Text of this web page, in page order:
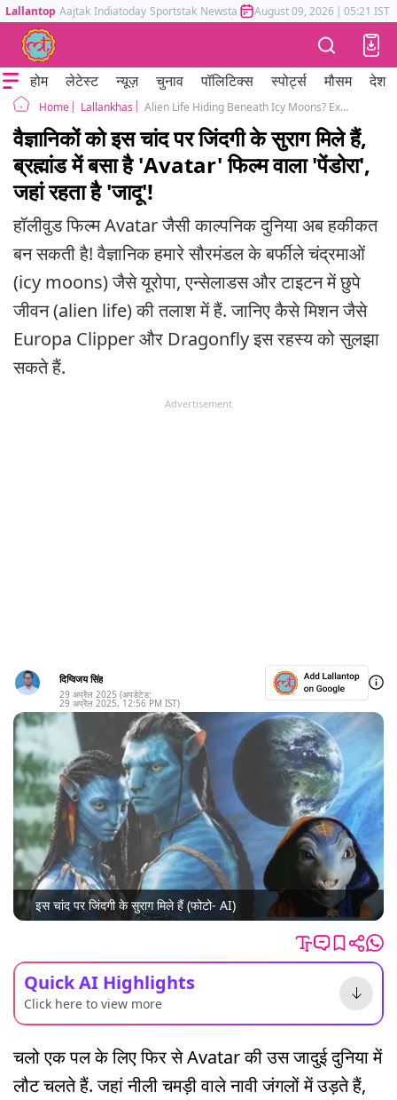
Lallantop Aajtak Indiatoday Sportstak Newstak Mumbai Tak Astrotak
August 09, 2026 | 05:21 IST
होम लेटेस्ट न्यूज़ चुनाव पॉलिटिक्स स्पोर्ट्स मौसम देश
Home Lallankhas Alien Life Hiding Beneath Icy Moons? Exploring NASA's Europa, Enceladus & Titan Missions
वैज्ञानिकों को इस चांद पर जिंदगी के सुराग मिले हैं,
ब्रह्मांड में बसा है 'Avatar' फिल्म वाला 'पेंडोरा',
जहां रहता है 'जादू'!
हॉलीवुड फिल्म Avatar जैसी काल्पनिक दुनिया अब हकीकत
बन सकती है! वैज्ञानिक हमारे सौरमंडल के बर्फीले चंद्रमाओं
(icy moons) जैसे यूरोपा, एन्सेलाडस और टाइटन में छुपे
जीवन (alien life) की तलाश में हैं. जानिए कैसे मिशन जैसे
Europa Clipper और Dragonfly इस रहस्य को सुलझा
सकते हैं.
Advertisement
दिग्विजय सिंह
29 अप्रैल 2025 (अपडेटेड:
29 अप्रैल 2025, 12:56 PM IST)
इस चांद पर जिंदगी के सुराग मिले हैं (फोटो- AI)
Quick AI Highlights
Click here to view more
चलो एक पल के लिए फिर से Avatar की उस जादुई दुनिया में
लौट चलते हैं. जहां नीली चमड़ी वाले नावी जंगलों में उड़ते हैं,